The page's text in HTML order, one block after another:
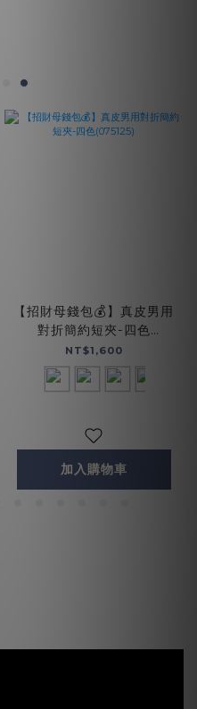
【招財母錢包💰】真皮男用
對折簡約短夾-四色
(075125)
NT$1,600
加入購物車